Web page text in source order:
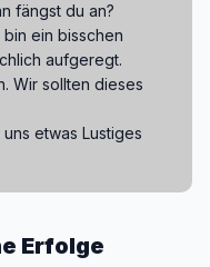
fängst du an?
ein bisschen
aufgeregt.
Wir sollten dieses
etwas Lustiges
Erfolge